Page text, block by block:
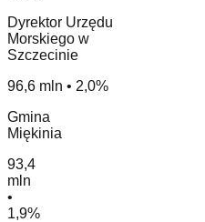
Dyrektor Urzędu
Morskiego w
Szczecinie
96,6 mln • 2,0%
Gmina
Miękinia
93,4
mln
•
1,9%